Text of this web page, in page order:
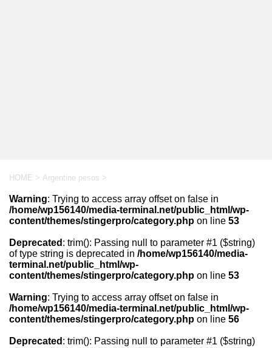
HOME > Argentine pesos >
Warning: Trying to access array offset on false in
/home/wp156140/media-terminal.net/public_html/wp-
content/themes/stingerpro/category.php on line 53
Deprecated : trim(): Passing null to parameter #1 ($string)
of type string is deprecated in /home/wp156140/media-
terminal.net/public_html/wp-
content/themes/stingerpro/category.php on line 53
Warning: Trying to access array offset on false in
/home/wp156140/media-terminal.net/public_html/wp-
content/themes/stingerpro/category.php on line 56
Deprecated : trim(): Passing null to parameter #1 ($string)